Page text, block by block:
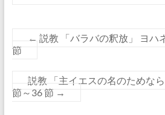
← 説教 「バラバの釈放」 ヨハ
節
説教 「主イエスの名のためな
節～36 節 →